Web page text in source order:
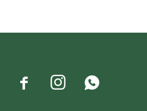
  